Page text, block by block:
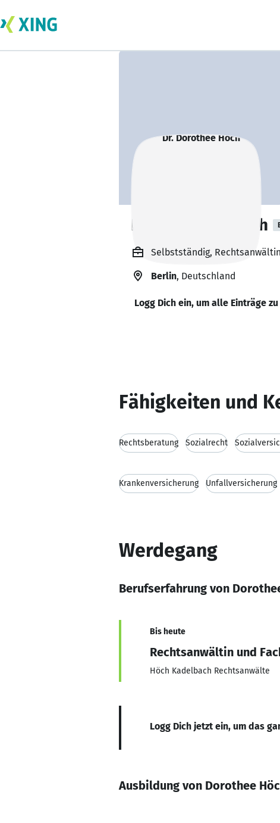
Dr. Dorothee Höch
Selbstständig,
Berlin, Deutschland
Logg Dich ein, um alle Einträge
Fähigkeiten und
Rechtsberatung Sozialrecht
Krankenversicherung Unfallversicherung
Werdegang
Berufserfahrung von
Bis heute
Rechtsanwältin und
Höch Kadelbach Rechtsanwälte
Logg Dich jetzt ein, um das
Ausbildung von Dorothee